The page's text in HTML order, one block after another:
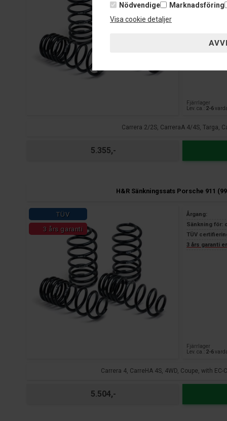
Nödvendige Marknadsföring
Visa cookie detaljer
Fjärrlager
Lev. ca.: 2-6
Carrera 2/2S, CarreraA 4/4S, Targa,
5.355,-
H&R Sänkningssats Porsche 911
TÜV
3 års garanti
Årgang:
Sänkning för:
TÜV
3 års garanti
Fjärrlager
Lev. ca.: 2-6
Carrera 4, CarreHA 4S, 4WD, Coupe, with
5.504,-